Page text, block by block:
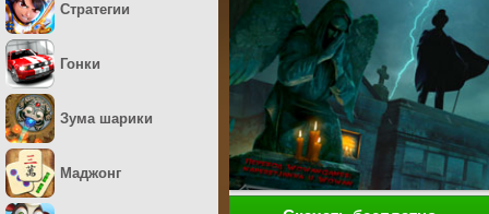
Стратегии
Гонки
Зума шарики
Маджонг